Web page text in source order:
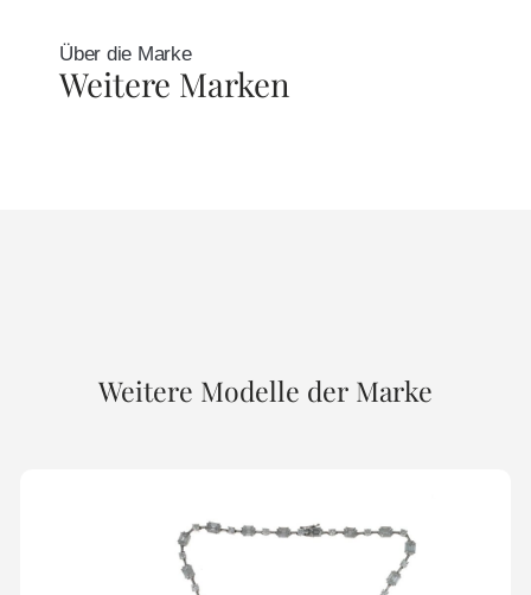
Über die Marke
Weitere Marken
Weitere Modelle der Marke